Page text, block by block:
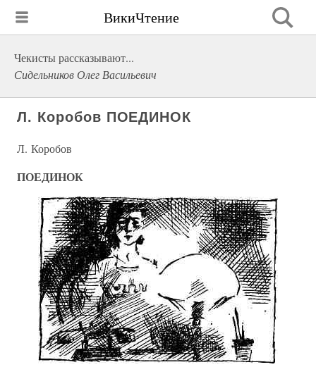
ВикиЧтение
Чекисты рассказывают...
Сидельников Олег Васильевич
Л. Коробов ПОЕДИНОК
Л. Коробов
ПОЕДИНОК